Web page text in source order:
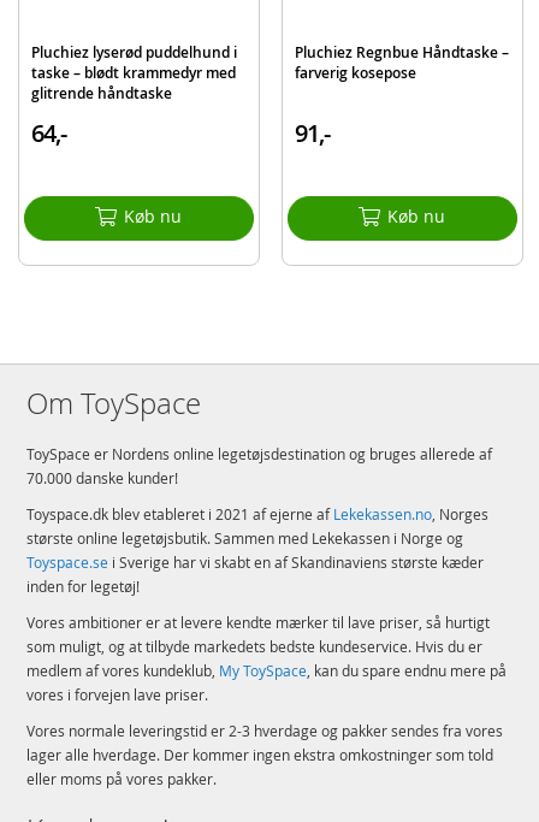
Pluchiez lyserød puddelhund i
taske – blødt krammedyr med
glitrende håndtaske
64,-
Køb nu
Pluchiez Regnbue Håndtaske –
farverig kosepose
91,-
Køb nu
Om ToySpace
ToySpace er Nordens online legetøjsdestination og bruges allerede af
70.000 danske kunder!
Toyspace.dk blev etableret i 2021 af ejerne afLekekassen.no, Norges
største online legetøjsbutik. Sammen med Lekekassen i Norge og
Toyspace.se i Sverige har vi skabt en af Skandinaviens største kæder
inden for legetøj!
Vores ambitioner er at levere kendte mærker til lave priser, så hurtigt
som muligt, og at tilbyde markedets bedste kundeservice. Hvis du er
medlem af vores kundeklub, My ToySpace, kan du spare endnu mere på
vores i forvejen lave priser.
Vores normale leveringstid er 2-3 hverdage og pakker sendes fra vores
lager alle hverdage. Der kommer ingen ekstra omkostninger som told
eller moms på vores pakker.